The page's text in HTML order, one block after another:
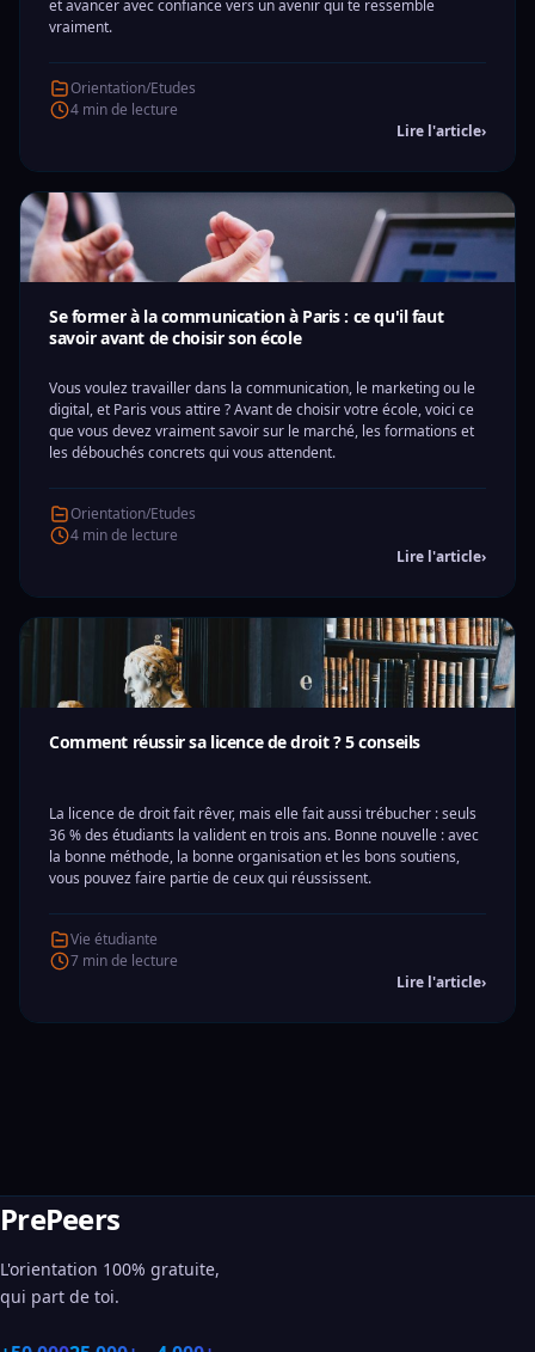
et avancer avec confiance vers un avenir qui te ressemble
vraiment.
Orientation/Etudes
4 min de lecture
Lire l'article›
Se former à la communication à Paris : ce qu'il faut
savoir avant de choisir son école
Vous voulez travailler dans la communication, le marketing ou le
digital, et Paris vous attire ? Avant de choisir votre école, voici ce
que vous devez vraiment savoir sur le marché, les formations et
les débouchés concrets qui vous attendent.
Orientation/Etudes
4 min de lecture
Lire l'article›
Comment réussir sa licence de droit ? 5 conseils
La licence de droit fait rêver, mais elle fait aussi trébucher : seuls
36 % des étudiants la valident en trois ans. Bonne nouvelle : avec
la bonne méthode, la bonne organisation et les bons soutiens,
vous pouvez faire partie de ceux qui réussissent.
Vie étudiante
7 min de lecture
Lire l'article›
PrePeers
L'orientation 100% gratuite,
qui part de toi.